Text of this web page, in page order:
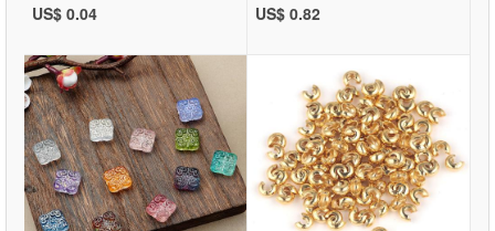
US$ 0.04 US$ 0.82